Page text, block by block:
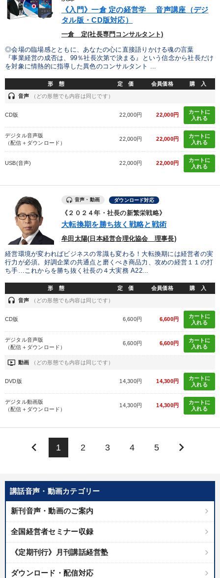
講話音声・動画カテゴリー
新刊音声・動画のご案内
全国経営者セミナー収録
《定期刊行》月刊講話経営塾
ダウンロード・配信対応
《入門》一倉 定の経営学 音声講座（デジ
タル版・CD版対応）
一倉 定(社長専門コンサルタント)
◎会場の臨場感とともに、あなたの心に直接語りかける魂の言葉
『事業経営の成否は、99％社長次第で決まる』という信念から社長だけ
を対象に情熱的に指導した異色のコンサルタント ...
形 態 定 価 会員価格 購 入
headset 音声 （どの形態でも内容は同じです）
CD版 22,000円 22,000円
カートに
入れる
デジタル音声版
（配信＋ダウンロード）
22,000円 22,000円
カートに
入れる
USB(音声) 22,000円 22,000円
カートに
入れる
音声・動画 ダウンロード対応
《２０２４年・社長の新繁栄戦略》
大転換期を勝ち抜く戦略と戦術
牟田太陽(日本経営合理化協会 理事長)
経営環境が変わればビジネスの常識も変わる！大転換期には経営者の実
行力が必須。好調企業の共通点と磨くべき商品力、攻めの経営１１の打
ち手…これからを勝ち抜く社長の４大実務 A22...
形 態 定 価 会員価格 購 入
headset 音声 （どの形態でも内容は同じです）
CD版 6,600円 6,600円
カートに
入れる
デジタル音声版
（配信＋ダウンロード）
6,600円 6,600円
カートに
入れる
ondemand_video 動画 （どの形態でも内容は同じです）
DVD版 14,300円 14,300円
カートに
入れる
デジタル動画版
（配信＋ダウンロード）
14,300円 14,300円
カートに
入れる
keyboard_arrow_left 1 2 3 4 5 keyboard_arrow_right